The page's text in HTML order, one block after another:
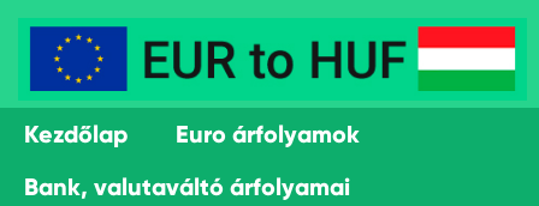
Kezdőlap
Euro árfolyamok
Bank, valutaváltó árfolyamai